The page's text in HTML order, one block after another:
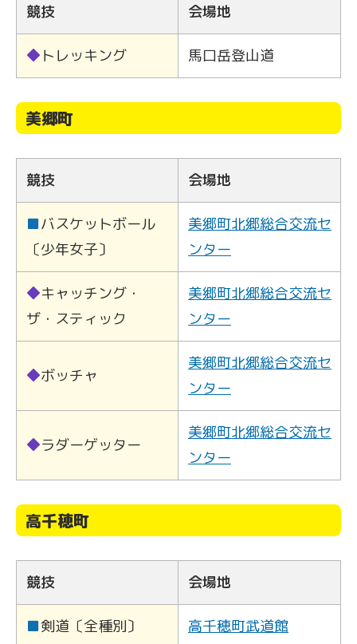
競技 会場地
◆ トレッキング 馬口岳登山道
美郷町
競技 会場地
■バスケットボール
〔少年女子〕
美郷町北郷総合交流セ
ンター
◆キャッチング・
ザ・スティック
美郷町北郷総合交流セ
ンター
◆ボッチャ
美郷町北郷総合交流セ
ンター
◆ラダーゲッター
美郷町北郷総合交流セ
ンター
高千穂町
競技 会場地
■剣道〔全種別〕 高千穂町武道館